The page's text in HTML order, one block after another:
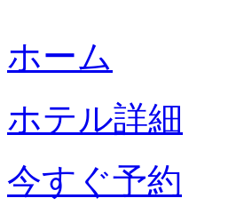
ホーム
ホテル詳細
今すぐ予約